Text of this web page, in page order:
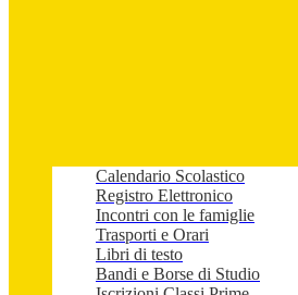
Calendario Scolastico
Registro Elettronico
Incontri con le famiglie
Trasporti e Orari
Libri di testo
Bandi e Borse di Studio